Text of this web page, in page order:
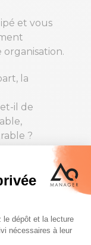
et vous
la
il de
?
outils que